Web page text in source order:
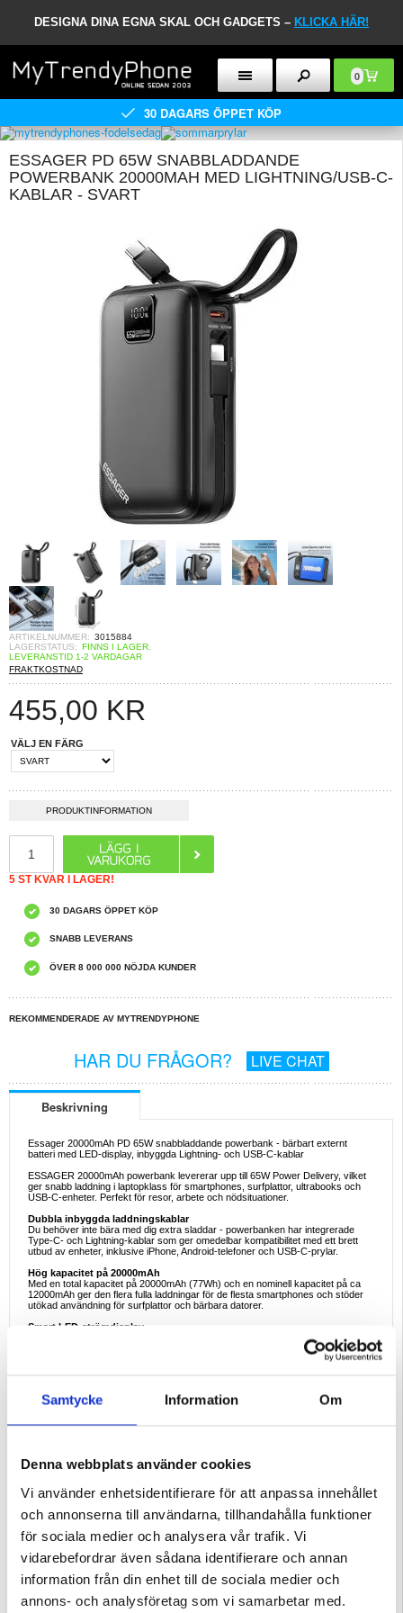
Samtycke Information Om
Denna webbplats använder cookies
Vi använder enhetsidentifierare för att anpassa innehållet
och annonserna till användarna, tillhandahålla funktioner
för sociala medier och analysera vår trafik. Vi
vidarebefordrar även sådana identifierare och annan
information från din enhet till de sociala medier och
annons- och analysföretag som vi samarbetar med.
DESIGNA DINA EGNA SKAL OCH GADGETS – KLICKA HÄR!
0
30 DAGARS ÖPPET KÖP
ESSAGER PD 65W SNABBLADDANDE
POWERBANK 20000MAH MED LIGHTNING/USB-C-
KABLAR - SVART
ARTIKELNUMMER: 3015884
LAGERSTATUS: FINNS I LAGER.
LEVERANSTID 1-2 VARDAGAR
FRAKTKOSTNAD
455,00 KR
VÄLJ EN FÄRG
PRODUKTINFORMATION
5 ST KVAR I LAGER!
30 DAGARS ÖPPET KÖP
SNABB LEVERANS
ÖVER 8 000 000 NÖJDA KUNDER
REKOMMENDERADE AV MYTRENDYPHONE
HAR DU FRÅGOR? LIVE CHAT
Beskrivning
Essager 20000mAh PD 65W snabbladdande powerbank - bärbart externt
batteri med LED-display, inbyggda Lightning- och USB-C-kablar
ESSAGER 20000mAh powerbank levererar upp till 65W Power Delivery, vilket
ger snabb laddning i laptopklass för smartphones, surfplattor, ultrabooks och
USB-C-enheter. Perfekt för resor, arbete och nödsituationer.
Dubbla inbyggda laddningskablar
Du behöver inte bära med dig extra sladdar - powerbanken har integrerade
Type-C- och Lightning-kablar som ger omedelbar kompatibilitet med ett brett
utbud av enheter, inklusive iPhone, Android-telefoner och USB-C-prylar.
Hög kapacitet på 20000mAh
Med en total kapacitet på 20000mAh (77Wh) och en nominell kapacitet på ca
12000mAh ger den flera fulla laddningar för de flesta smartphones och stöder
utökad användning för surfplattor och bärbara datorer.
Smart LED-strömdisplay
En tydlig digital LED-skärm visar den exakta batteriprocenten i realtid, vilket
möjliggör exakt strömhantering under resor eller långa arbetssessioner.
effektreglering för stabil och säker laddning.
Specifikationer
- Ingång (Typ-C & inbyggd Typ-C-kabel): 5V/3A, 9V/3A, 12V/3A, 15V/3A,
- Utgång Typ-C-port: 5V/3A, 9V/3A, 12V/3A, 15V/3A, 20V/3,25A (65W Max)
- Utgång Inbyggd typ-C-kabel: 5V/3A, 9V/3A, 12V/3A, 15V/3A, 20V/3A (max
60W)
- Utgång Inbyggd Lightning-kabel: 5V/3A, 9V/3A (max 27W)
- Kabellängd Typ-C: 21,5 cm
- Kabellängd Lightning: 22,5 cm
- Dimensioner: 109,35 × 73,16 × 32,8 mm
Varför det är ett bra val
ESSAGER PD 65W powerbank kombinerar snabb laddning på laptop-
nivå, dubbla inbyggda kablar, hög kapacitet och smart LED-övervakning,
vilket gör den till den ultimata allt-i-ett-laddningslösningen för resor,